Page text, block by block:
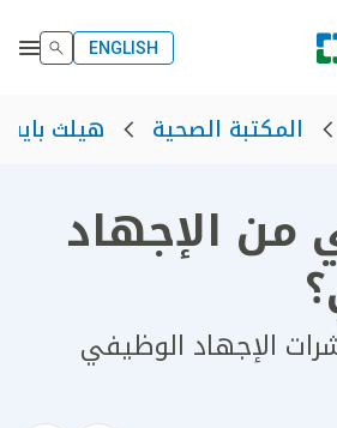
ENGLISH
المكتبة الصحية هيلث بايت
من الإجهاد
الإجهاد الوظيفي